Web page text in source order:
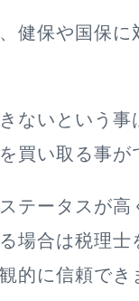
健保や国保に
ないという事
買い取る事が
テータスが
場合は税理士
的に信頼でき